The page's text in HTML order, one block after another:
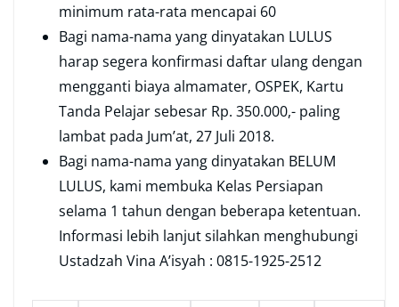
minimum rata-rata mencapai 60
Bagi nama-nama yang dinyatakan LULUS
harap segera konfirmasi daftar ulang dengan
mengganti biaya almamater, OSPEK, Kartu
Tanda Pelajar sebesar Rp. 350.000,- paling
lambat pada Jum’at, 27 Juli 2018.
Bagi nama-nama yang dinyatakan BELUM
LULUS, kami membuka Kelas Persiapan
selama 1 tahun dengan beberapa ketentuan.
Informasi lebih lanjut silahkan menghubungi
Ustadzah Vina A’isyah : 0815-1925-2512